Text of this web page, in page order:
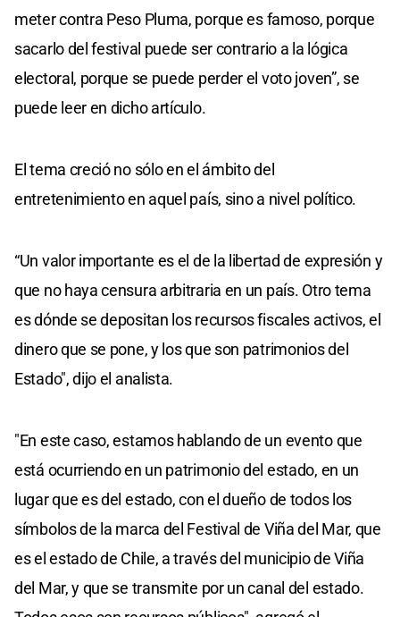
meter contra Peso Pluma, porque es famoso, porque
sacarlo del festival puede ser contrario a la lógica
electoral, porque se puede perder el voto joven”, se
puede leer en dicho artículo.
El tema creció no sólo en el ámbito del
entretenimiento en aquel país, sino a nivel político.
“Un valor importante es el de la libertad de expresión y
que no haya censura arbitraria en un país. Otro tema
es dónde se depositan los recursos fiscales activos, el
dinero que se pone, y los que son patrimonios del
Estado", dijo el analista.
"En este caso, estamos hablando de un evento que
está ocurriendo en un patrimonio del estado, en un
lugar que es del estado, con el dueño de todos los
símbolos de la marca del Festival de Viña del Mar, que
es el estado de Chile, a través del municipio de Viña
del Mar, y que se transmite por un canal del estado.